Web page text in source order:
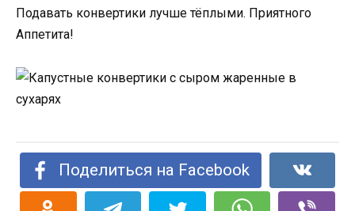
Подавать конвертики лучше тёплыми. Приятного
Аппетита!
Поделиться на Facebook